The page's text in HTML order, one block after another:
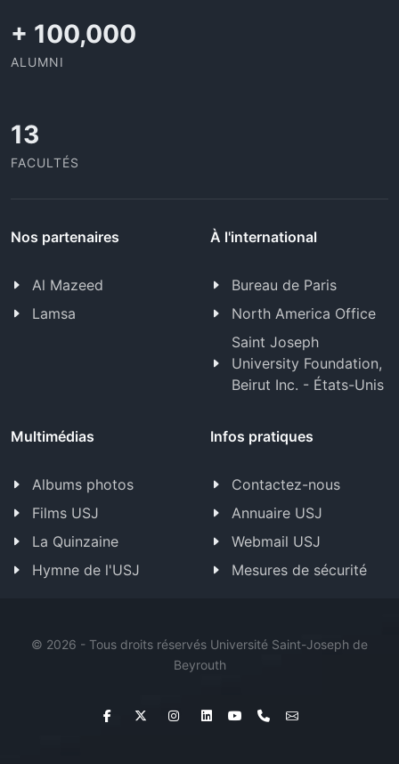
+ 100,000
ALUMNI
13
FACULTÉS
Nos partenaires
Al Mazeed
Lamsa
À l'international
Bureau de Paris
North America Office
Saint Joseph
University Foundation,
Beirut Inc. - États-Unis
Multimédias
Albums photos
Films USJ
La Quinzaine
Hymne de l'USJ
Infos pratiques
Contactez-nous
Annuaire USJ
Webmail USJ
Mesures de sécurité
© 2026 - Tous droits réservés Université Saint-Joseph de
Beyrouth